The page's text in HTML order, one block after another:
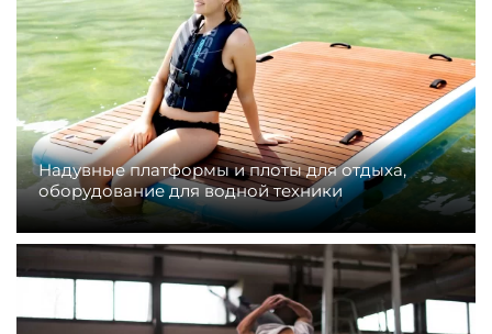
Надувные платформы и плоты для отдыха,
оборудование для водной техники